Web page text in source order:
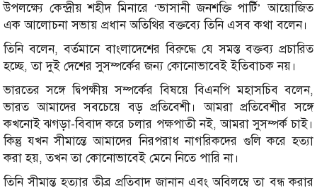
উপলক্ষ্যে কেন্দ্রীয় শহীদ মিনারে ‘ভাসানী জনশক্তি পার্টি’ আয়োজিত
এক আলোচনা সভায় প্রধান অতিথির বক্তব্যে তিনি এসব কথা বলেন।
তিনি বলেন, বর্তমানে বাংলাদেশের বিরুদ্ধে যে সমস্ত বক্তব্য প্রচারিত
হচ্ছে, তা দুই দেশের সুসম্পর্কের জন্য কোনোভাবেই ইতিবাচক নয়।
ভারতের সঙ্গে দ্বিপক্ষীয় সম্পর্কের বিষয়ে বিএনপি মহাসচিব বলেন,
ভারত আমাদের সবচেয়ে বড় প্রতিবেশী। আমরা প্রতিবেশীর সঙ্গে
কখনোই ঝগড়া-বিবাদ করে চলার পক্ষপাতী নই, আমরা সুসম্পর্ক চাই।
কিন্তু যখন সীমান্তে আমাদের নিরপরাধ নাগরিকদের গুলি করে হত্যা
করা হয়, তখন তা কোনোভাবেই মেনে নিতে পারি না।
তিনি সীমান্ত হত্যার তীব্র প্রতিবাদ জানান এবং অবিলম্বে তা বন্ধ করার